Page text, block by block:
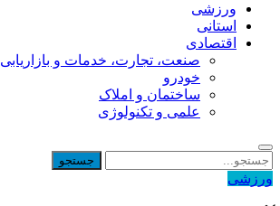
ورزشی
استانی
اقتصادی
صنعت، تجارت، خدمات و بازاریابی
خودرو
ساختمان و املاک
علمی و تکنولوژی
ورزشی